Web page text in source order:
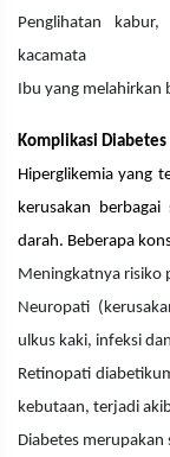
Penglihatan
kacamata
Ibu yang melahirkan
Komplikasi
Hiperglikemia yang
kerusakan
darah. Beberapa
Meningkatnya risiko
Neuropati
ulkus kaki, infeksi
Retinopati
kebutaan, terjadi
Diabetes merupakan